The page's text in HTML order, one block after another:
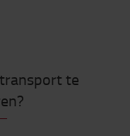
te